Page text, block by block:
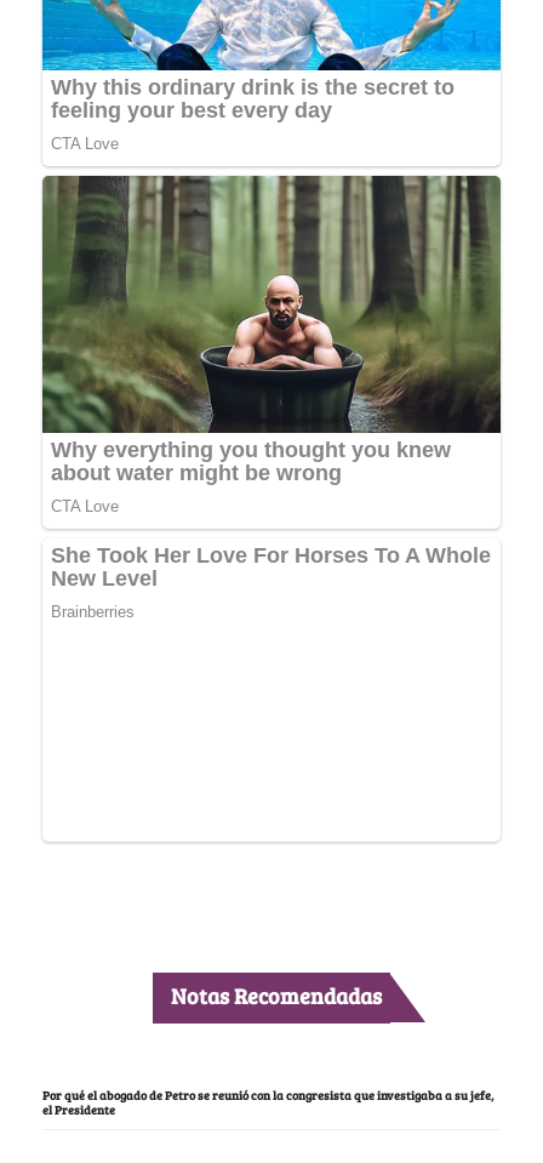
Notas Recomendadas
Por qué el abogado de Petro se reunió con la congresista que investigaba a su jefe,
el Presidente